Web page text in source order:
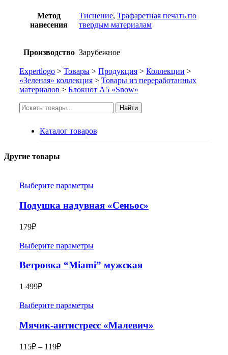
Метод
нанесения
Тиснение, Трафаретная печать по
твердым материалам
Производство Зарубежное
Expertlogo > Товары > Продукция > Коллекции >
«Зеленая» коллекция > Товары из переработанных
материалов > Блокнот А5 «Snow»
Искать:
Найти
Каталог товаров
Другие товары
Выберите параметры
Подушка надувная «Сеньос»
179₽
Выберите параметры
Ветровка “Miami” мужская
1 499₽
Выберите параметры
Мячик-антистресс «Малевич»
115₽ – 119₽